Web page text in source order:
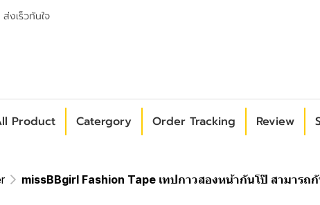
ส่งเร็วทันใจ
Product Catergory Order Tracking Review
missBBgirl Fashion Tape เทปกาวสองหน้ากันโป๊ สามารถกัน